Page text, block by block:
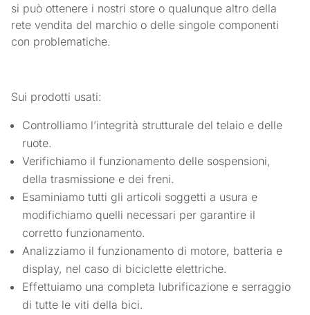
si può ottenere i nostri store o qualunque altro della
rete vendita del marchio o delle singole componenti
con problematiche.
Sui prodotti usati:
Controlliamo l’integrità strutturale del telaio e delle
ruote.
Verifichiamo il funzionamento delle sospensioni,
della trasmissione e dei freni.
Esaminiamo tutti gli articoli soggetti a usura e
modifichiamo quelli necessari per garantire il
corretto funzionamento.
Analizziamo il funzionamento di motore, batteria e
display, nel caso di biciclette elettriche.
Effettuiamo una completa lubrificazione e serraggio
di tutte le viti della bici.